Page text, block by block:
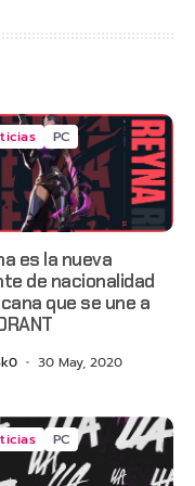
PC
es la nueva
de nacionalidad
que se une a
30 May, 2020
PC